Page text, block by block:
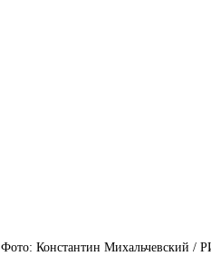
Фото: Константин Михальчевский /